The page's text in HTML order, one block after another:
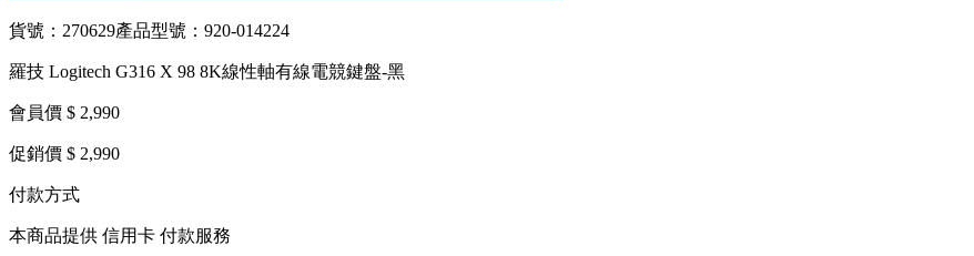
貨號：270629產品型號：920-014224
羅技 Logitech G316 X 98 8K線性軸有線電競鍵盤-黑
會員價 $ 2,990
促銷價 $ 2,990
付款方式
本商品提供 信用卡 付款服務